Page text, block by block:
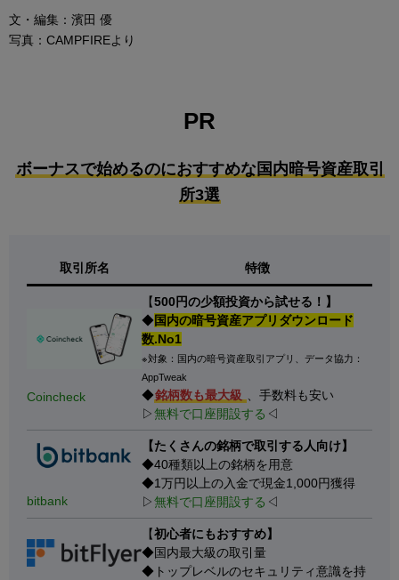
文・編集：濱田 優
写真：CAMPFIREより
PR
ボーナスで始めるのにおすすめな国内暗号資産取引
所3選
取引所名 特徴
Coincheck
【500円の少額投資から試せる！】
◆国内の暗号資産アプリダウンロード
数.No1
※対象：国内の暗号資産取引アプリ、データ協力：
AppTweak
◆銘柄数も最大級
、手数料も安い
▷無料で口座開設する ◁
bitbank
【たくさんの銘柄で取引する人向け】
◆40種類以上の銘柄を用意
◆1万円以上の入金で現金1,000円獲得
▷無料で口座開設する ◁
【初心者にもおすすめ】
◆国内最大級の取引量
◆トップレベルのセキュリティ意識を持